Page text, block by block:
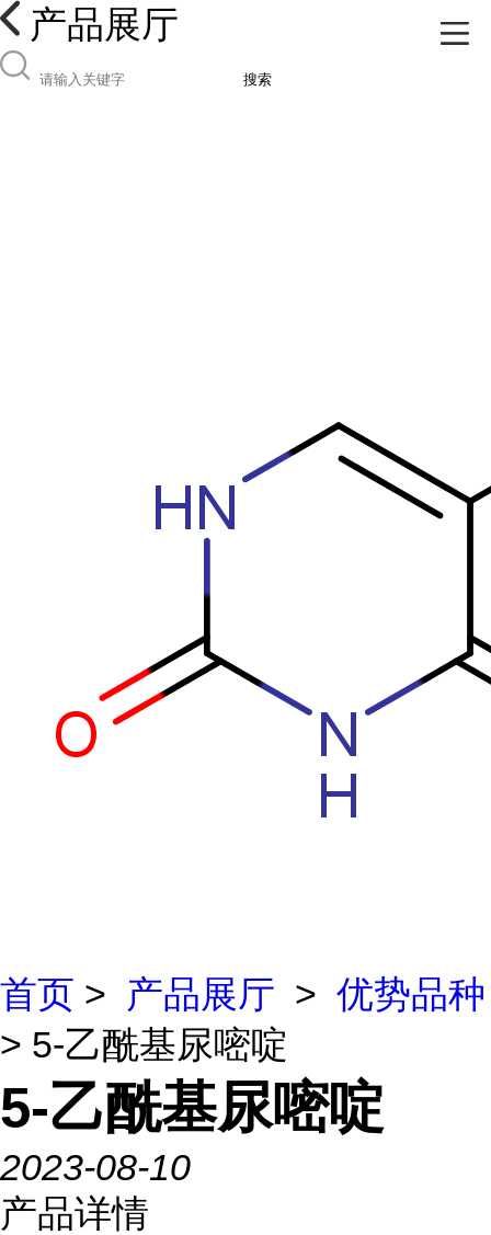
产品展厅
搜索
首页 > 产品展厅 > 优势品种
> 5-乙酰基尿嘧啶
5-乙酰基尿嘧啶
2023-08-10
产品详情